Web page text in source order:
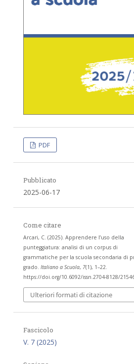
PDF
Pubblicato
2025-06-17
Come citare
Arcari, C. (2025). Apprendere l’uso della
punteggiatura: analisi di un corpus di
grammatiche per la scuola secondaria di
grado.Italiano a Scuola, 7(1), 1–22.
https://doi.org/10.6092/issn.2704-8128/
Ulteriori formati di citazione
Fascicolo
V. 7 (2025)